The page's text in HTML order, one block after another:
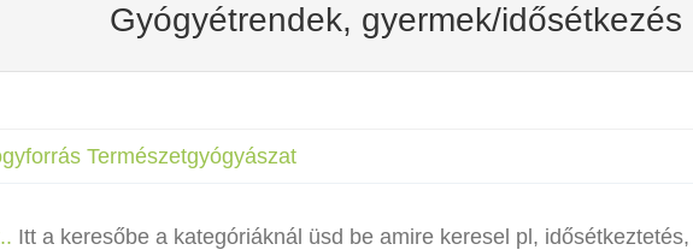
Gyógyétrendek, gyermek/idősétkezés
Természetgyógyászat
Itt a keresőbe a kategóriáknál üsd be amire keresel pl, idősétkeztetés,